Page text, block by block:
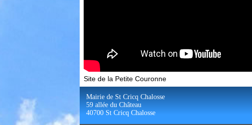
Site de la Petite Couronne
Mairie de St Cricq Chalosse
59 allée du Château
40700 St Cricq Chalosse